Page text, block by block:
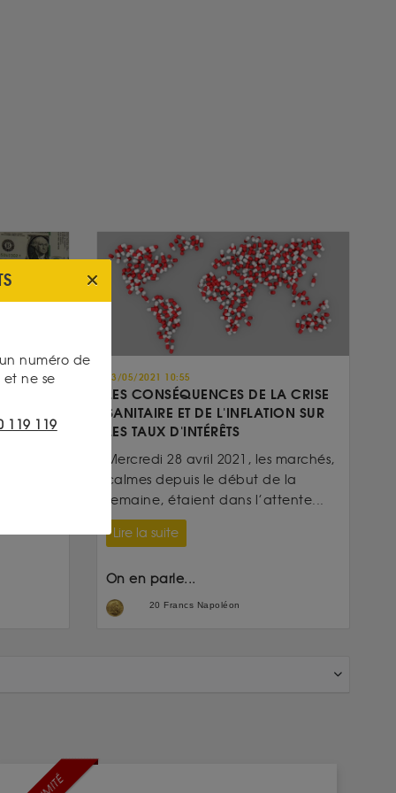
03/05/2021 10:55
LES CONSÉQUENCES DE LA CRISE
SANITAIRE ET DE L'INFLATION SUR
LES TAUX D'INTÉRÊTS
Mercredi 28 avril 2021, les marchés,
calmes depuis le début de la
semaine, étaient dans l’attente...
Lire la suite
On en parle...
20 Francs Napoléon
numéro de
ne se
119 119